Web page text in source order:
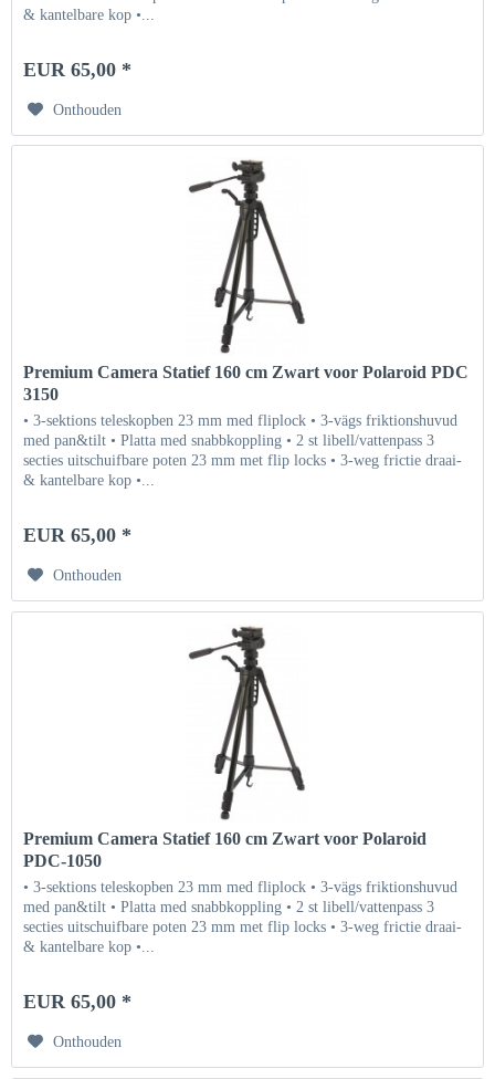
& kantelbare kop •...
EUR 65,00 *
Onthouden
Premium Camera Statief 160 cm Zwart voor Polaroid PDC
3150
• 3-sektions teleskopben 23 mm med fliplock • 3-vägs friktionshuvud
med pan&tilt • Platta med snabbkoppling • 2 st libell/vattenpass 3
secties uitschuifbare poten 23 mm met flip locks • 3-weg frictie draai-
& kantelbare kop •...
EUR 65,00 *
Onthouden
Premium Camera Statief 160 cm Zwart voor Polaroid
PDC-1050
• 3-sektions teleskopben 23 mm med fliplock • 3-vägs friktionshuvud
med pan&tilt • Platta med snabbkoppling • 2 st libell/vattenpass 3
secties uitschuifbare poten 23 mm met flip locks • 3-weg frictie draai-
& kantelbare kop •...
EUR 65,00 *
Onthouden